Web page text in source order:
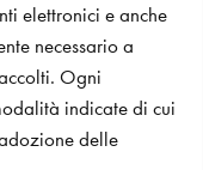
elettronici e anche
necessario a
Ogni
indicate di cui
delle